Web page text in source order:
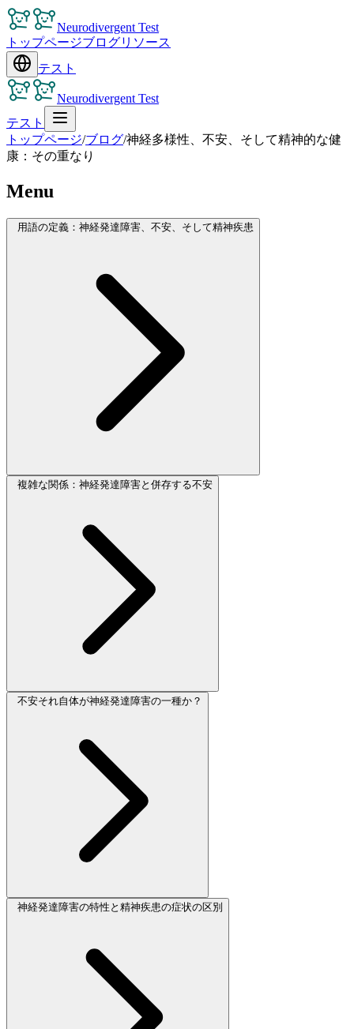
Neurodivergent Test
トップページブログリソース
テスト
Neurodivergent Test
テスト
トップページ/ブログ/神経多様性、不安、そして精神的な健
康：その重なり
Menu
用語の定義：神経発達障害、不安、そして精神疾患
複雑な関係：神経発達障害と併存する不安
不安それ自体が神経発達障害の一種か？
神経発達障害の特性と精神疾患の症状の区別